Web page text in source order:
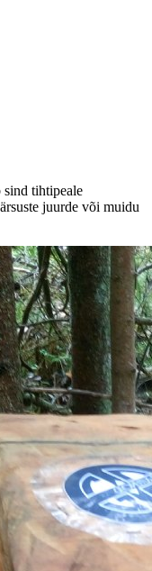
sind tihtipeale
juurde või muidu